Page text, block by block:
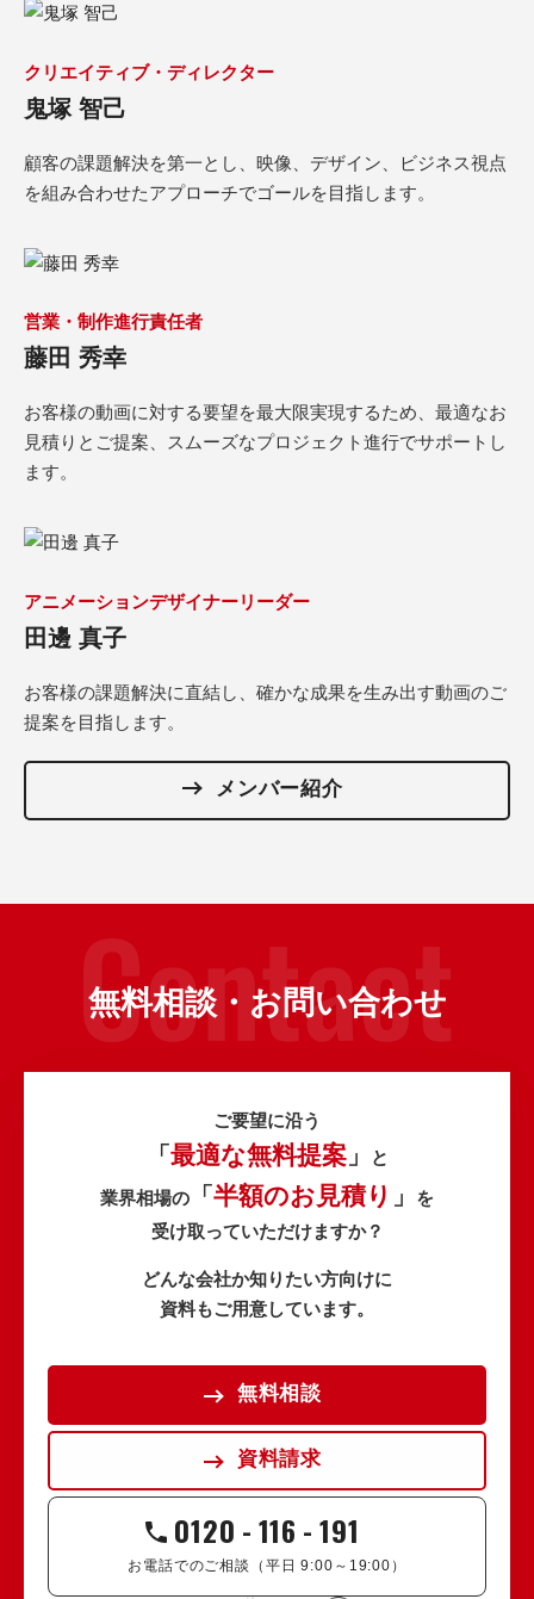
クリエイティブ・ディレクター
鬼塚 智己
顧客の課題解決を第一とし、映像、デザイン、ビジネス視点
を組み合わせたアプローチでゴールを目指します。
営業・制作進行責任者
藤田 秀幸
お客様の動画に対する要望を最大限実現するため、最適なお
見積りとご提案、スムーズなプロジェクト進行でサポートし
ます。
アニメーションデザイナーリーダー
田邊 真子
お客様の課題解決に直結し、確かな成果を生み出す動画のご
提案を目指します。
メンバー紹介
無料相談・お問い合わせ
ご要望に沿う
「 最適な無料提案」
と
業界相場の
「 半額のお見積り 」
を
受け取っていただけますか？
どんな会社か知りたい方向けに
資料もご用意しています。
無料相談
資料請求
0120 -116 -191
お電話でのご相談（平日 9:00～19:00）